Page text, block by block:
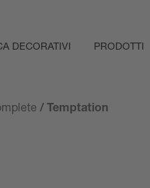
DECORATIVI PRODOTTI
/ Temptation